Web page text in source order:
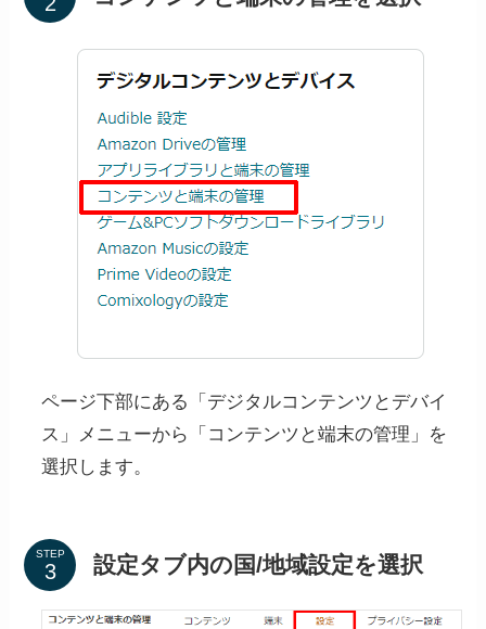
ページ下部にある「デジタルコンテンツとデバイ
ス」メニューから「コンテンツと端末の管理」を
選択します。
STEP 設定タブ内の国/地域設定を選択